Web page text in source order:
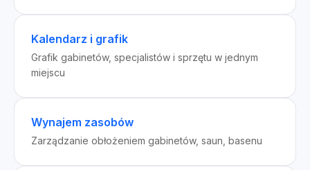
Kalendarz i grafik
Grafik gabinetów, specjalistów i sprzętu w jednym
miejscu
Wynajem zasobów
Zarządzanie obłożeniem gabinetów, saun, basenu